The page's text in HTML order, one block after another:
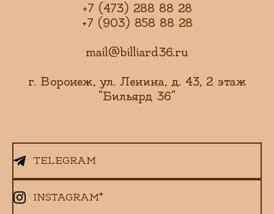
+7 (473) 288 88 28
+7 (903) 858 88 28
mail@billiard36.ru
г. Воронеж, ул. Ленина, д. 43, 2 этаж
"Бильярд 36"
TELEGRAM
INSTAGRAM*